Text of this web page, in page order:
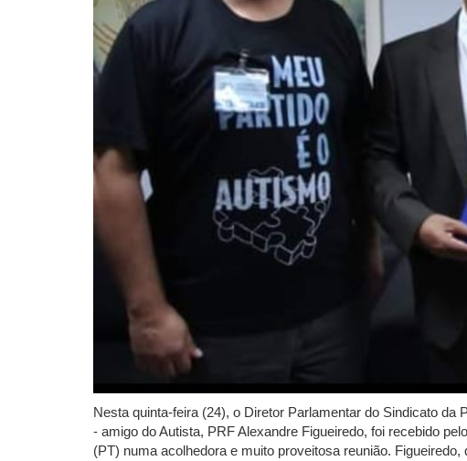
Nesta quinta-feira (24), o Diretor Parlamentar do Sindicato da
- amigo do Autista, PRF Alexandre Figueiredo, foi recebido
(PT) numa acolhedora e muito proveitosa reunião.